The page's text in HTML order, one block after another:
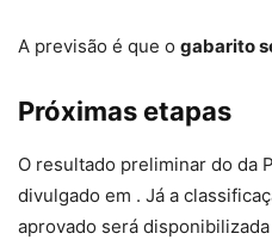
A previsão é que o gabarito
Próximas etapas
O resultado preliminar do da
divulgado em . Já a
aprovado será disponibilizada